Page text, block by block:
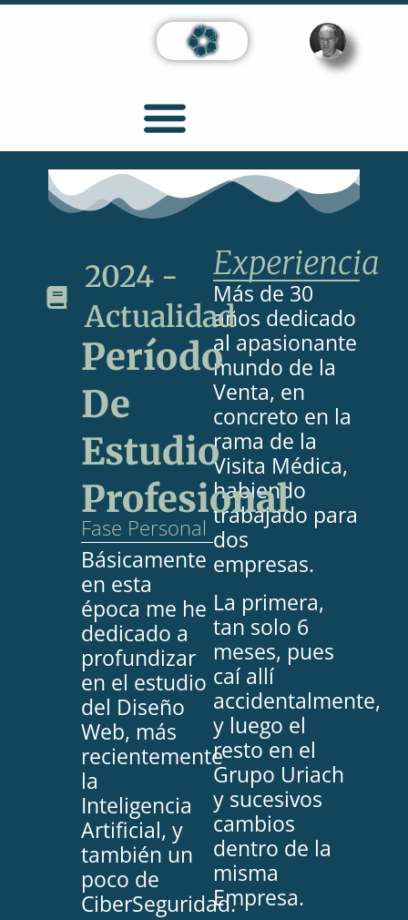
Experiencia
Más de 30
años dedicado
al apasionante
mundo de la
Venta, en
concreto en la
rama de la
Visita Médica,
habiendo
trabajado para
dos
empresas.
La primera,
tan solo 6
meses, pues
caí allí
accidentalmente,
y luego el
resto en el
Grupo Uriach
y sucesivos
cambios
dentro de la
misma
Empresa.
2024 -
Actualidad
Período
De
Estudio
Profesional
Fase Personal
Básicamente
en esta
época me he
dedicado a
profundizar
en el estudio
del Diseño
Web, más
recientemente
la
Inteligencia
Artificial, y
también un
poco de
CiberSeguridad.